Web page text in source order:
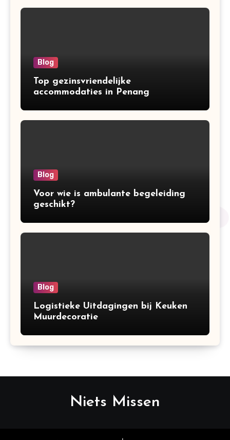
Blog
Top gezinsvriendelijke
accommodaties in Penang
Blog
Voor wie is ambulante begeleiding
geschikt?
Blog
Logistieke Uitdagingen bij Keuken
Muurdecoratie
Niets Missen